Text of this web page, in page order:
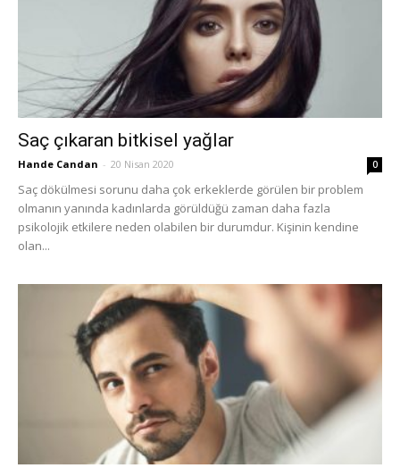
Saç çıkaran bitkisel yağlar
Hande Candan - 20 Nisan 2020 0
Saç dökülmesi sorunu daha çok erkeklerde görülen bir problem
olmanın yanında kadınlarda görüldüğü zaman daha fazla
psikolojik etkilere neden olabilen bir durumdur. Kişinin kendine
olan...